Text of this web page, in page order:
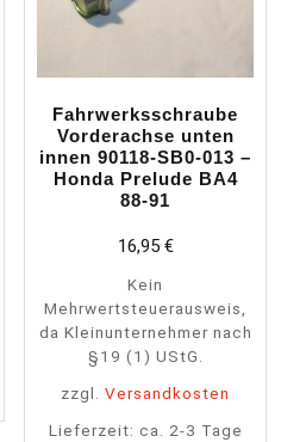
Fahrwerksschraube
Vorderachse unten
innen 90118-SB0-013 –
Honda Prelude BA4
88-91
16,95 €
Kein
Mehrwertsteuerausweis,
da Kleinunternehmer nach
§19 (1) UStG.
zzgl.Versandkosten
Lieferzeit: ca. 2-3 Tage